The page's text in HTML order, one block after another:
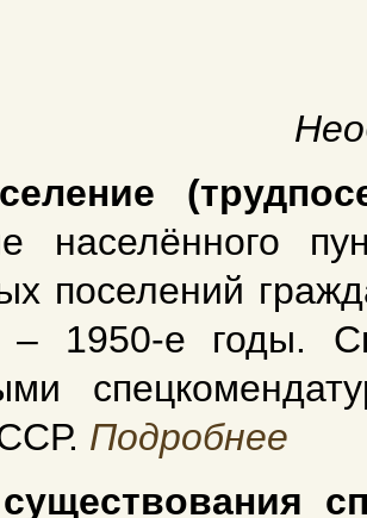
населённого
поселений
1950-е годы.
Подробнее